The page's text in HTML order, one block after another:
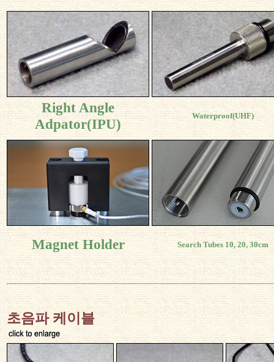
Right Angle
Adpator(IPU)
Waterproof(UHF)
Magnet Holder Search Tubes 10, 20, 30cm
초음파 케이블